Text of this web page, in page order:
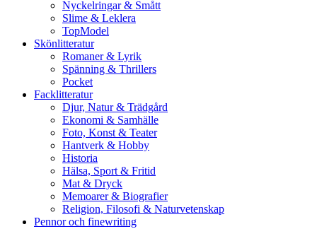
Nyckelringar & Smått
Slime & Leklera
TopModel
Skönlitteratur
Romaner & Lyrik
Spänning & Thrillers
Pocket
Facklitteratur
Djur, Natur & Trädgård
Ekonomi & Samhälle
Foto, Konst & Teater
Hantverk & Hobby
Historia
Hälsa, Sport & Fritid
Mat & Dryck
Memoarer & Biografier
Religion, Filosofi & Naturvetenskap
Pennor och finewriting